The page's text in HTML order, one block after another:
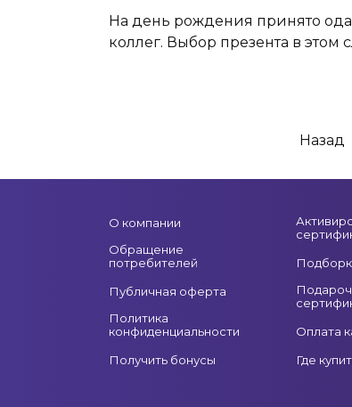
На день рождения принято
коллег. Выбор презента в этом
Назад
О компании
Обращение
потребителей
Публичная оферта
Политика
конфиденциальности
Получить бонусы
Оплата
Где